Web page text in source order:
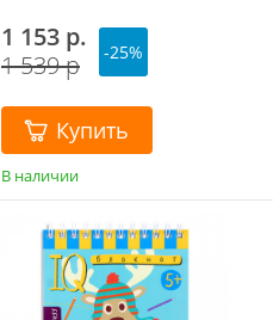
1 153 р.
1 539 р
-25%
Купить
В наличии